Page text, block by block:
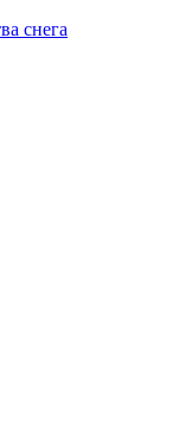
снега